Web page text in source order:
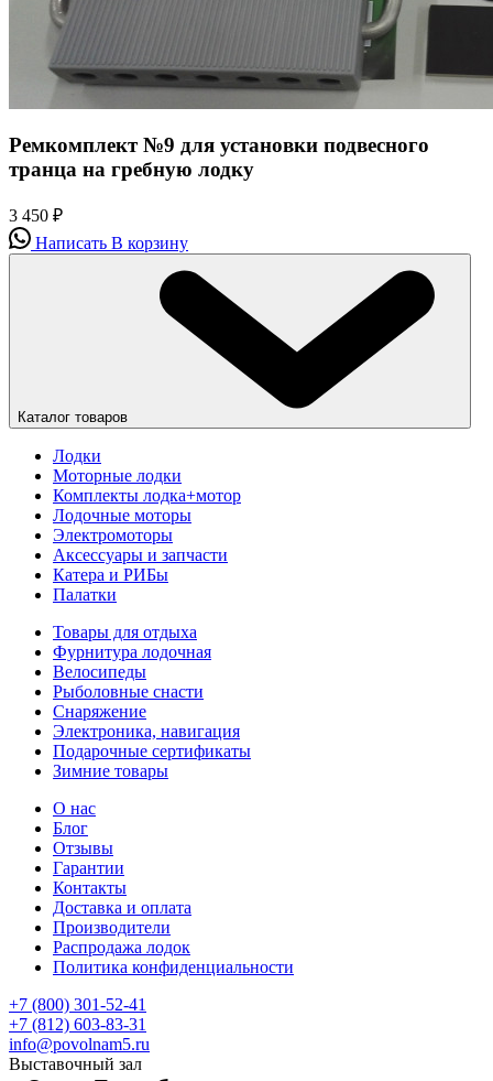
Ремкомплект №9 для установки подвесного
транца на гребную лодку
3 450 ₽
Написать В корзину
Каталог товаров
Лодки
Моторные лодки
Комплекты лодка+мотор
Лодочные моторы
Электромоторы
Аксессуары и запчасти
Катера и РИБы
Палатки
Товары для отдыха
Фурнитура лодочная
Велосипеды
Рыболовные снасти
Снаряжение
Электроника, навигация
Подарочные сертификаты
Зимние товары
О нас
Блог
Отзывы
Гарантии
Контакты
Доставка и оплата
Производители
Распродажа лодок
Политика конфиденциальности
+7 (800) 301-52-41
+7 (812) 603-83-31
info@povolnam5.ru
Выставочный зал